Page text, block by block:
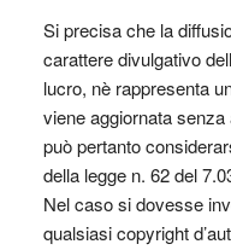
Si precisa che la
carattere divulgativo
lucro, nè rappresenta
viene aggiornata
può pertanto
della legge n. 62 del
Nel caso si dovesse
qualsiasi copyright